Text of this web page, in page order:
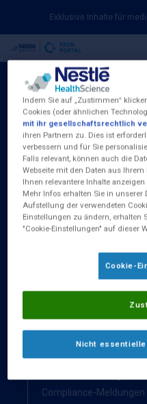
Skip to main content
Exklusive Inhalte für
Nestlé Health
Baseler Straße 46
D-60329 Frankfurt
Tel.:0800 100 16 35
(Kostenlos aus dem
Mobilfunknetz)
Erreichbar Montag
Impressum
Nestlé Health Science
Compliance-Meldungen
Indem Sie auf „Zustimmen“
Cookies (oder ähnlichen
mit ihr gesellschaftsrechtlich
ihren Partnern zu. Dies ist
verbessern und für Sie
Falls relevant, können auch die
Webseite mit den Daten aus
Ihnen relevantere Inhalte
Mehr Infos erhalten Sie in unserer
Aufstellung der verwendeten
Einstellungen zu ändern, erhalten
"Cookie-Einstellungen" auf dieser
Cookie-
Nicht